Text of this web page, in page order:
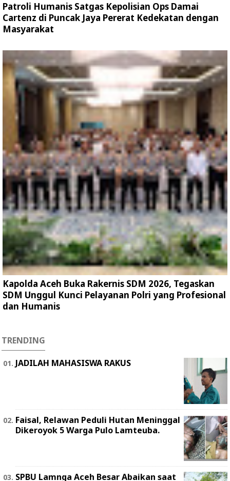
Patroli Humanis Satgas Kepolisian Ops Damai
Cartenz di Puncak Jaya Pererat Kedekatan dengan
Masyarakat
Kapolda Aceh Buka Rakernis SDM 2026, Tegaskan
SDM Unggul Kunci Pelayanan Polri yang Profesional
dan Humanis
TRENDING
JADILAH MAHASISWA RAKUS
Faisal, Relawan Peduli Hutan Meninggal
Dikeroyok 5 Warga Pulo Lamteuba.
SPBU Lamnga Aceh Besar Abaikan saat